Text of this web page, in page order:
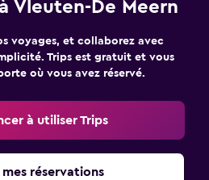
Vleuten-De Meern
voyages, et collaborez avec
Trips est gratuit et vous
où vous avez réservé.
à utiliser Trips
réservations